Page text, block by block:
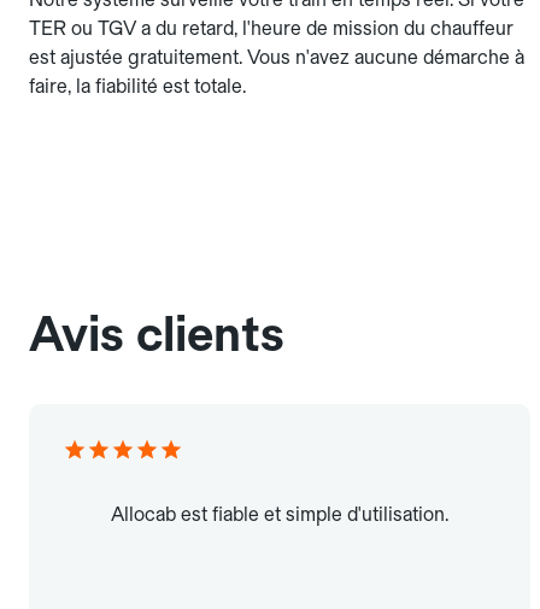
TER ou TGV a du retard, l'heure de mission du chauffeur
est ajustée gratuitement. Vous n'avez aucune démarche à
faire, la fiabilité est totale.
Avis clients
Allocab est fiable et simple d'utilisation.